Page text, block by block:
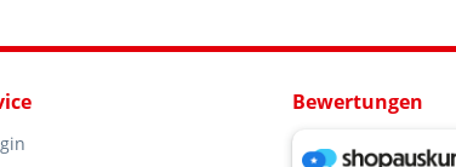
Bewertungen